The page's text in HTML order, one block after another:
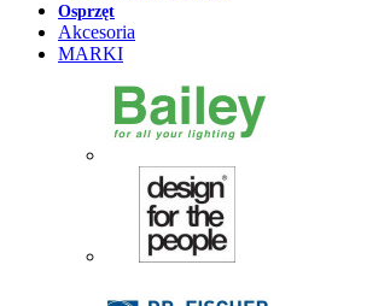
Osprzęt
Akcesoria
MARKI